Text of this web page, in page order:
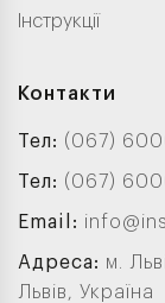
Інструкції
Контакти
Тел: (067)
Тел: (067)
Email:
Адреса: м.
Львів, Україна